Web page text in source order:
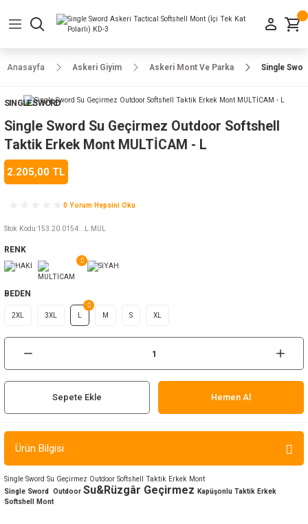
Geri Dön
Geri Dön
Geri Dön
Geri Dön
Geri Dön
Geri Dön
Geri Dön
Anasayfa Askeri Giyim Askeri Mont Ve Parka Single
SINGLE SWORD
Single Sword Su Geçirmez Outdoor Softshell
Taktik Erkek Mont MULTİCAM - L
2.205,00 TL
0 Yorum Hepsini Oku
Stok Kodu:153.20.0154...L.MUL
RENK
BEDEN
2XL 3XL M S XL
Sepete Ekle Hemen Al
Ürün Bilgisi
Single Sword Su Geçirmez Outdoor Softshell Taktik Erkek Mont
Single Sword
Outdoor Su&Rüzgâr Geçirmez
Kapüşonlu Taktik Erkek
Softshell Mont